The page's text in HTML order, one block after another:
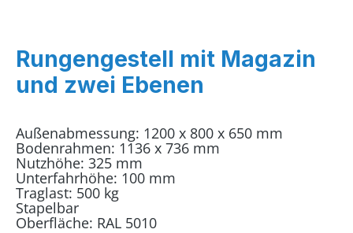
Rungengestell mit Magazin
und zwei Ebenen
Außenabmessung: 1200 x 800 x 650 mm
Bodenrahmen: 1136 x 736 mm
Nutzhöhe: 325 mm
Unterfahrhöhe: 100 mm
Traglast: 500 kg
Stapelbar
Oberfläche: RAL 5010